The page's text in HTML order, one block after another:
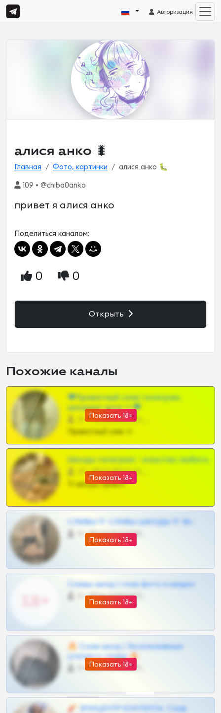
Авторизация
алися анко 🐛
Главная Фото, картинки алися анко 🐛
109 • @chiba0anko
привет я алися анко
Поделиться каналом:
0 0
Открыть
Похожие каналы
Показать 18+
❤Приватный слив телеграм,
шкодных шкур тг❤
57 •
Приватный слив тг
Показать 18+
Шкоды телеграм - искуство любить
27 •
Тг шкоды приват
Показать 18+
СЛИВЫ ТГ СЛИВЫ ШКОДЫ ТГ 18+
0 •
Показать 18+
Сливы шкод | слив фото и видео
0 •
Показать 18+
🔥 Слив шкод | Эксклюзивные
утечки и сливы 🔥
0 •
🧨 ЭПИЦЕНТР КОНТЕНТА: Слив